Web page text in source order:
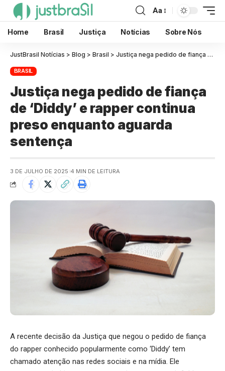
Aa
Home Brasil Justiça Notícias Sobre Nós
JustBrasil Notícias > Blog > Brasil > Justiça nega pedido de fiança de ‘Diddy’ e rapper continua preso enquanto aguarda sentença
BRASIL
Justiça nega pedido de fiança
de ‘Diddy’ e rapper continua
preso enquanto aguarda
sentença
3 DE JULHO DE 2025 4 MIN DE LEITURA
A recente decisão da Justiça que negou o pedido de fiança
do rapper conhecido popularmente como ‘Diddy’ tem
chamado atenção nas redes sociais e na mídia. Ele